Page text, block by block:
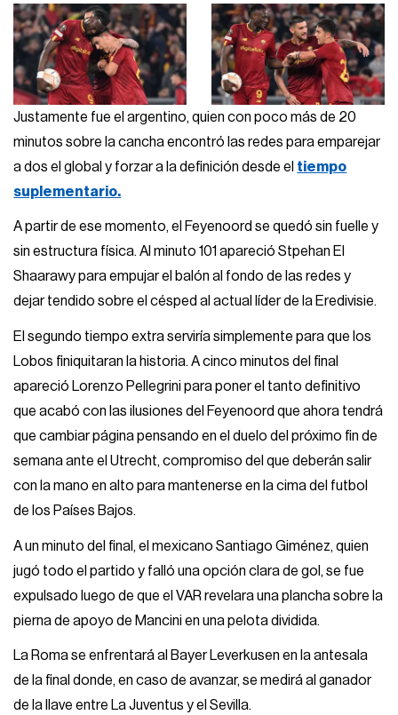
Justamente fue el argentino, quien con poco más de 20
minutos sobre la cancha encontró las redes para emparejar
a dos el global y forzar a la definición desde el tiempo
suplementario.
A partir de ese momento, el Feyenoord se quedó sin fuelle y
sin estructura física. Al minuto 101 apareció Stpehan El
Shaarawy para empujar el balón al fondo de las redes y
dejar tendido sobre el césped al actual líder de la Eredivisie.
El segundo tiempo extra serviría simplemente para que los
Lobos finiquitaran la historia. A cinco minutos del final
apareció Lorenzo Pellegrini para poner el tanto definitivo
que acabó con las ilusiones del Feyenoord que ahora tendrá
que cambiar página pensando en el duelo del próximo fin de
semana ante el Utrecht, compromiso del que deberán salir
con la mano en alto para mantenerse en la cima del futbol
de los Países Bajos.
A un minuto del final, el mexicano Santiago Giménez, quien
jugó todo el partido y falló una opción clara de gol, se fue
expulsado luego de que el VAR revelara una plancha sobre la
pierna de apoyo de Mancini en una pelota dividida.
La Roma se enfrentará al Bayer Leverkusen en la antesala
de la final donde, en caso de avanzar, se medirá al ganador
de la llave entre La Juventus y el Sevilla.